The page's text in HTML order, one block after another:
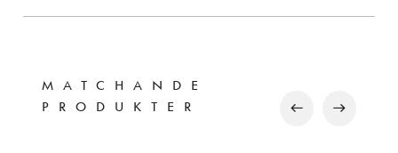
MATCHANDE
PRODUKTER